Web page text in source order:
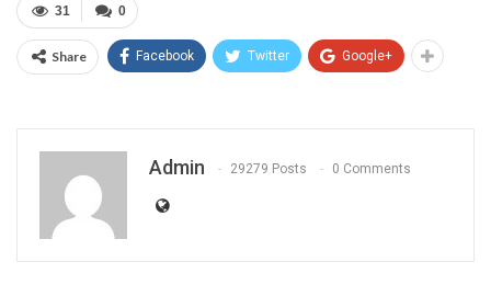
0
31
Share Facebook Twitter Google+
Admin 29279 Posts 0 Comments